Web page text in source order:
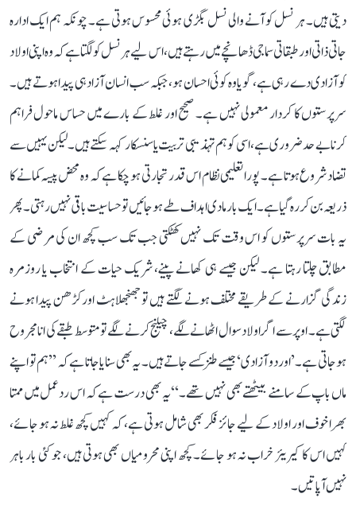
دیتی ہیں۔ ہر نسل کو آنے والی نسل بگڑی ہوئی محسوس ہوتی ہے۔ چونکہ ہم ایک ادارہ
جاتی ذاتی اور طبقاتی سماجی ڈھانچے میں رہتے ہیں، اس لیے ہر نسل کو لگتا ہے کہ وہ اپنی اولاد
کو آزادی دے رہی ہے، گویا وہ کوئی احسان ہو، جبکہ سب انسان آزاد ہی پیدا ہوتے ہیں۔
سرپرستوں کا کردار معمولی نہیں ہے۔ صحیح اور غلط کے بارے میں حساس ماحول فراہم
کرنا بے حد ضروری ہے، اسی کو ہم تہذیبی تربیت یا سنسکار کہہ سکتے ہیں۔ لیکن یہیں سے
تضاد شروع ہوتا ہے۔ پورا تعلیمی نظام اس قدر تجارتی ہو چکا ہے کہ وہ محض پیسہ کمانے کا
ذریعہ بن کر رہ گیا ہے۔ ایک بار مادی اہداف طے ہو جائیں تو حساسیت باقی نہیں رہتی۔ پھر
یہ بات سرپرستوں کو اس وقت تک نہیں کھٹکتی جب تک سب کچھ ان کی مرضی کے
مطابق چلتا رہتا ہے۔ لیکن جیسے ہی کھانے پینے، شریک حیات کے انتخاب یا روزمرہ
زندگی گزارنے کے طریقے مختلف ہونے لگتے ہیں تو جھنجھلاہٹ اور کڑھن پیدا ہونے
لگتی ہے۔ اوپر سے اگر اولاد سوال اٹھانے لگے، چیلنج کرنے لگے تو متوسط طبقے کی انا مجروح
ہو جاتی ہے۔’اور دو آزادی‘ جیسے طنز کسے جاتے ہیں۔ یہ بھی سنایا جاتا ہے کہ ’’ہم تو اپنے
ماں باپ کے سامنے بیٹھتے بھی نہیں تھے۔‘‘ یہ بھی درست ہے کہ اس ردعمل میں ممتا
بھرا خوف اور اولاد کے لیے جائز فکر بھی شامل ہوتی ہے، کہ کہیں کچھ غلط نہ ہو جائے،
کہیں اس کا کیریئر خراب نہ ہو جائے۔ کچھ اپنی محرومیاں بھی ہوتی ہیں، جو کئی بار باہر
نہیں آ پاتیں۔